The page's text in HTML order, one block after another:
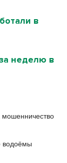
в
неделю в
мошенничество
водоёмы